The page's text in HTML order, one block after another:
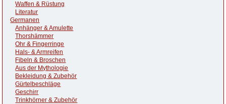
Waffen & Rüstung
Literatur
Germanen
Anhänger & Amulette
Thorshämmer
Ohr & Fingerringe
Hals- & Armreifen
Fibeln & Broschen
Aus der Mythologie
Bekleidung & Zubehör
Gürtelbeschläge
Geschirr
Trinkhörner & Zubehör